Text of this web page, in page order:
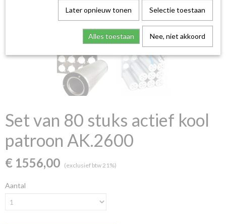
Set van 80 stuks actief kool
patroon AK.2600
€ 1556,00 (exclusief btw 21%)
Aantal
Later opnieuw tonen Selectie toestaan
Alles toestaan Nee, niet akkoord